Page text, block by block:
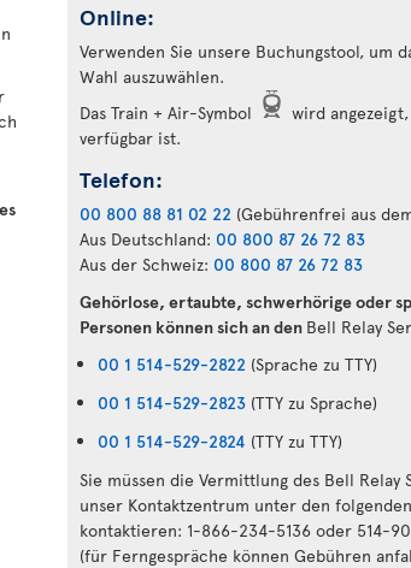
Online:
Verwenden Sie unsere Buchungstool, um
Wahl auszuwählen.
Das Train + Air-Symbol
wird
verfügbar ist.
Telefon:
00 800 88 81 02 22 (Gebührenfrei aus
Aus Deutschland: 00 800 87 26 72 83
Aus der Schweiz: 00 800 87 26 72 83
Gehörlose, ertaubte, schwerhörige oder
Personen können sich an den Bell Relay
00 1 514-529-2822 (Sprache zu TTY)
00 1 514-529-2823(TTY zu Sprache)
00 1 514-529-2824 (TTY zu TTY)
Sie müssen die Vermittlung des Bell Relay
unser Kontaktzentrum unter den
kontaktieren: 1-866-234-5136 oder 514-
(für Ferngespräche können Gebühren